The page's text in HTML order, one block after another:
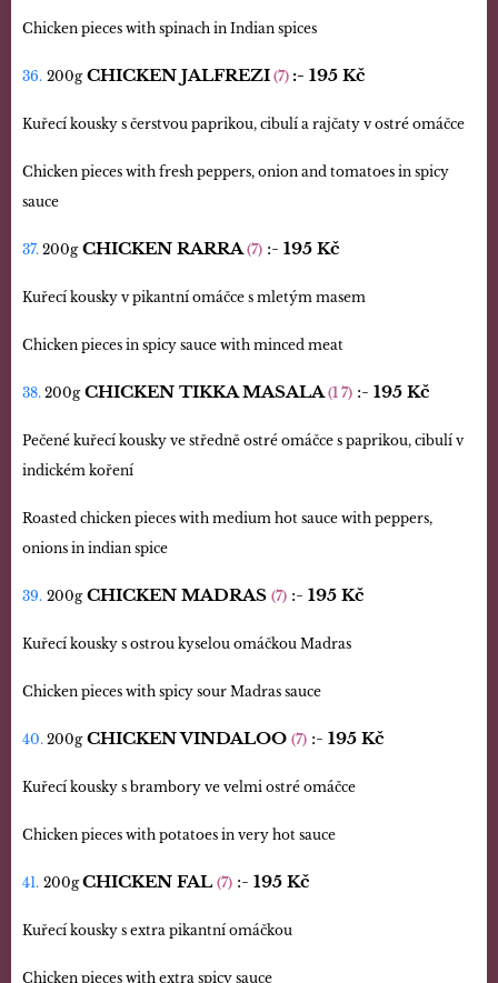
Chicken pieces with spinach in Indian spices
36. 200g CHICKEN JALFREZI (7) :- 195 Kč
Kuřecí kousky s čerstvou paprikou, cibulí a rajčaty v ostré omáčce
Chicken pieces with fresh peppers, onion and tomatoes in spicy
sauce
37. 200g CHICKEN RARRA(7) :- 195 Kč
Kuřecí kousky v pikantní omáčce s mletým masem
Chicken pieces in spicy sauce with minced meat
38. 200g CHICKEN TIKKA MASALA(1 7) :- 195 Kč
Pečené kuřecí kousky ve středně ostré omáčce s paprikou, cibulí v
indickém koření
Roasted chicken pieces with medium hot sauce with peppers,
onions in indian spice
39. 200g CHICKEN MADRAS (7) :- 195 Kč
Kuřecí kousky s ostrou kyselou omáčkou Madras
Chicken pieces with spicy sour Madras sauce
40. 200g CHICKEN VINDALOO (7) :- 195 Kč
Kuřecí kousky s brambory ve velmi ostré omáčce
Chicken pieces with potatoes in very hot sauce
41. 200gCHICKEN FAL (7) :- 195 Kč
Kuřecí kousky s extra pikantní omáčkou
Chicken pieces with extra spicy sauce